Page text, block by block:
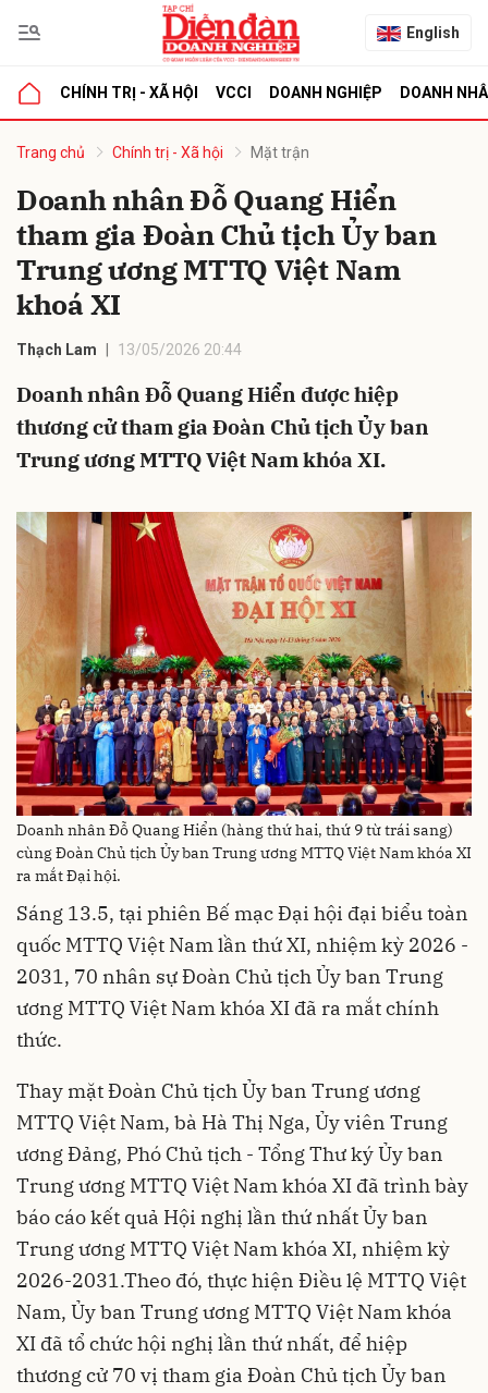
English
CHÍNH TRỊ - XÃ HỘI VCCI DOANH NGHIỆP DOANH
Trang chủ Chính trị - Xã hội Mặt trận
Doanh nhân Đỗ Quang Hiển
tham gia Đoàn Chủ tịch Ủy ban
Trung ương MTTQ Việt Nam
khoá XI
Thạch Lam 13/05/2026 20:44
Doanh nhân Đỗ Quang Hiển được hiệp
thương cử tham gia Đoàn Chủ tịch Ủy ban
Trung ương MTTQ Việt Nam khóa XI.
Doanh nhân Đỗ Quang Hiển (hàng thứ hai, thứ 9 từ trái sang)
cùng Đoàn Chủ tịch Ủy ban Trung ương MTTQ Việt Nam khóa XI
ra mắt Đại hội.
Sáng 13.5, tại phiên Bế mạc Đại hội đại biểu toàn
quốc MTTQ Việt Nam lần thứ XI, nhiệm kỳ 2026 -
2031, 70 nhân sự Đoàn Chủ tịch Ủy ban Trung
ương MTTQ Việt Nam khóa XI đã ra mắt chính
thức.
Thay mặt Đoàn Chủ tịch Ủy ban Trung ương
MTTQ Việt Nam, bà Hà Thị Nga, Ủy viên Trung
ương Đảng, Phó Chủ tịch - Tổng Thư ký Ủy ban
Trung ương MTTQ Việt Nam khóa XI đã trình bày
báo cáo kết quả Hội nghị lần thứ nhất Ủy ban
Trung ương MTTQ Việt Nam khóa XI, nhiệm kỳ
2026-2031.Theo đó, thực hiện Điều lệ MTTQ Việt
Nam, Ủy ban Trung ương MTTQ Việt Nam khóa
XI đã tổ chức hội nghị lần thứ nhất, để hiệp
thương cử 70 vị tham gia Đoàn Chủ tịch Ủy ban
luận